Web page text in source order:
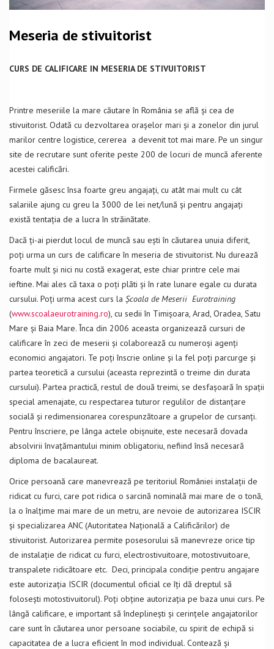
Meseria de stivuitorist
CURS DE CALIFICARE IN MESERIA DE STIVUITORIST
Printre meseriile la mare căutare în România se află și cea de
stivuitorist. Odată cu dezvoltarea orașelor mari și a zonelor din jurul
marilor centre logistice, cererea a devenit tot mai mare. Pe un singur
site de recrutare sunt oferite peste 200 de locuri de muncă aferente
acestei calificări.
Firmele găsesc însa foarte greu angajați, cu atât mai mult cu cât
salariile ajung cu greu la 3000 de lei net/lună și pentru angajați
există tentația de a lucra în străinătate.
Dacă ți-ai pierdut locul de muncă sau ești în căutarea unuia diferit,
poți urma un curs de calificare în meseria de stivuitorist. Nu durează
foarte mult și nici nu costă exagerat, este chiar printre cele mai
ieftine. Mai ales că taxa o poți plăti și în rate lunare egale cu durata
cursului. Poți urma acest curs la Școala de Meserii Eurotraining
(www.scoalaeurotraining.ro), cu sedii în Timișoara, Arad, Oradea, Satu
Mare și Baia Mare. Înca din 2006 aceasta organizează cursuri de
calificare în zeci de meserii și colaborează cu numeroși agenți
economici angajatori. Te poți înscrie online și la fel poți parcurge și
partea teoretică a cursului (aceasta reprezintă o treime din durata
cursului). Partea practică, restul de două treimi, se desfașoară în spații
special amenajate, cu respectarea tuturor regulilor de distanțare
socială și redimensionarea corespunzătoare a grupelor de cursanți.
Pentru înscriere, pe lânga actele obișnuite, este necesară dovada
absolvirii învațămantului minim obligatoriu, nefiind însă necesară
diploma de bacalaureat.
Orice persoană care manevrează pe teritoriul României instalații de
ridicat cu furci, care pot ridica o sarcină nominală mai mare de o tonă,
la o înalțime mai mare de un metru, are nevoie de autorizarea ISCIR
și specializarea ANC (Autoritatea Națională a Calificărilor) de
stivuitorist. Autorizarea permite posesorului să manevreze orice tip
de instalație de ridicat cu furci, electrostivuitoare, motostivuitoare,
transpalete ridicătoare etc. Deci, principala condiție pentru angajare
este autorizația ISCIR (documentul oficial ce îți dă dreptul să
folosești motostivuitorul). Poți obține autorizația pe baza unui curs. Pe
lângă calificare, e important să îndeplinești și cerințele angajatorilor
care sunt în căutarea unor persoane sociabile, cu spirit de echipă si
capacitatea de a lucra eficient în mod individual. Contează și